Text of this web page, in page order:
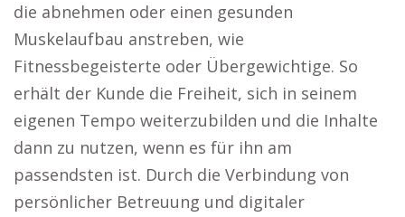
die abnehmen oder einen gesunden
Muskelaufbau anstreben, wie
Fitnessbegeisterte oder Übergewichtige. So
erhält der Kunde die Freiheit, sich in seinem
eigenen Tempo weiterzubilden und die Inhalte
dann zu nutzen, wenn es für ihn am
passendsten ist. Durch die Verbindung von
persönlicher Betreuung und digitaler